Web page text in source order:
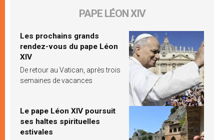
PAPE LÉON XIV
Les prochains grands
rendez-vous du pape Léon
XIV
De retour au Vatican, après trois
semaines de vacances
Le pape Léon XIV poursuit
ses haltes spirituelles
estivales